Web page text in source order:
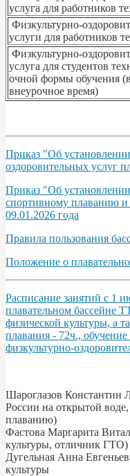
услуга для работников
Физкультурно-
услуги для работников
Физкультурно-
услуга для студентов
очной формы обучения
внеурочное время)
Приказ "Об
оздоровительных услуг
Приказ "Об
спортивному плаванию
09.01.2026 года
Правила пользования
Положение о
Расписание занятий с 1
плавательном
физической культуры, а
плавания - 72ч.,
физкультурно-
Шароглазов Константин
России на открытой
плаванию)
Фастова Маргарита
культуры, отличник ГТО)
Дугельная Анна
культуры